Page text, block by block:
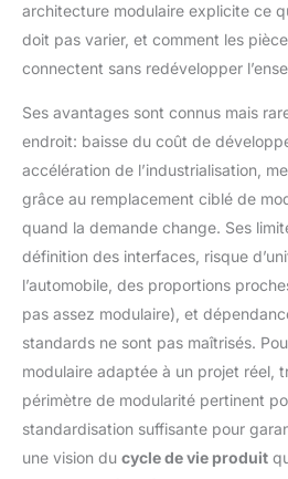
architecture modulaire explicite ce
doit pas varier, et comment les
connectent sans redévelopper
Ses avantages sont connus mais
endroit: baisse du coût de
accélération de l’industrialisation,
grâce au remplacement ciblé de
quand la demande change. Ses
définition des interfaces, risque
l’automobile, des proportions
pas assez modulaire), et
standards ne sont pas maîtrisés.
modulaire adaptée à un projet réel,
périmètre de modularité pertinent
standardisation suffisante pour
une vision du cycle de vie produit